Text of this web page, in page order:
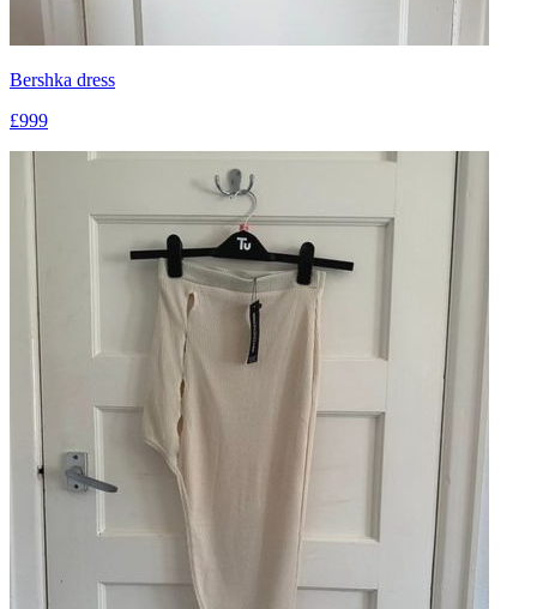
Bershka dress
£999